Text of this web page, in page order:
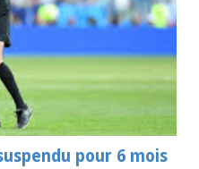
pour 6 mois